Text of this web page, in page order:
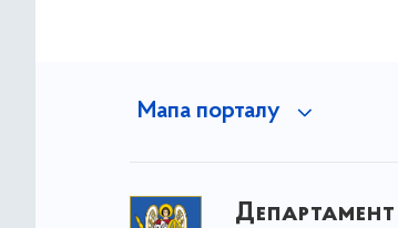
Мапа порталу